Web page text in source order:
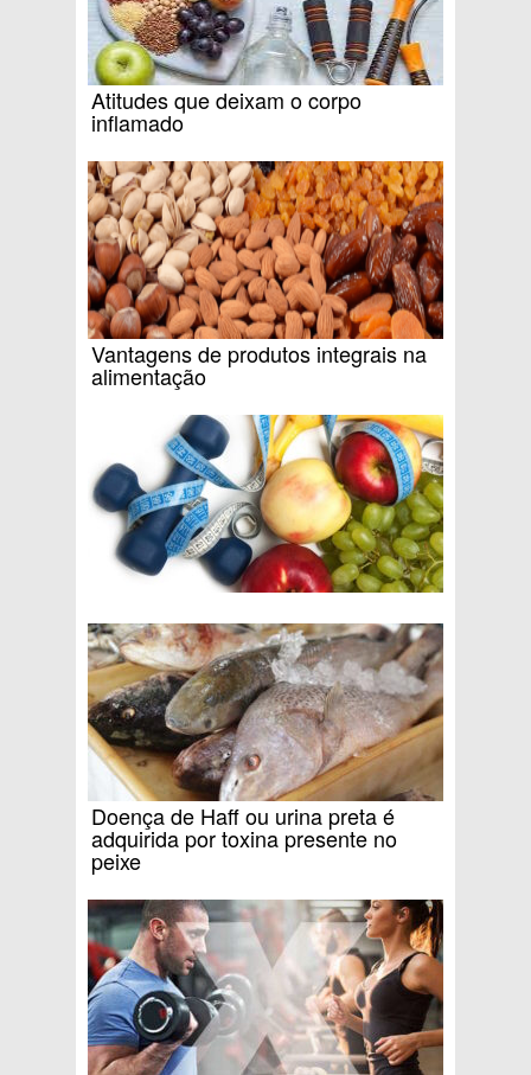
Atitudes que deixam o corpo
inflamado
Vantagens de produtos integrais na
alimentação
Doença de Haff ou urina preta é
adquirida por toxina presente no
peixe